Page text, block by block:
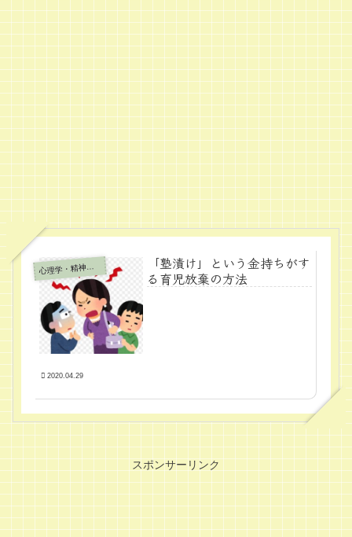
心
理学・精神医学
「塾漬け」という金持ちがす
る育児放棄の方法
2020.04.29
スポンサーリンク